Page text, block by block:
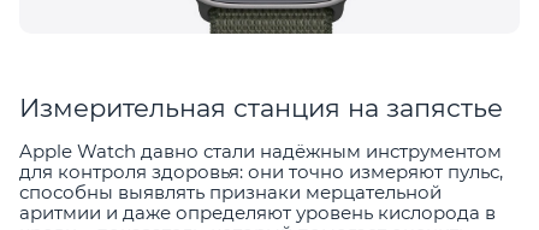
Измерительная станция на запястье
Apple Watch давно стали надёжным инструментом
для контроля здоровья: они точно измеряют пульс,
способны выявлять признаки мерцательной
аритмии и даже определяют уровень кислорода в